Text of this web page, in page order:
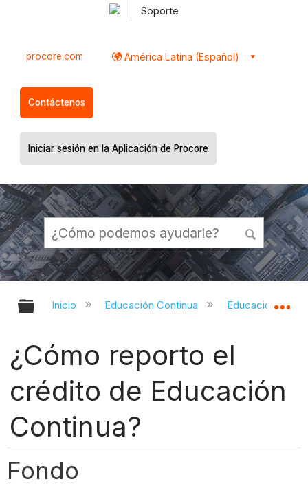
Soporte
procore.com América Latina (Español)
Contáctenos
Iniciar sesión en la Aplicación de Procore
Expandir/contraer jerarquía global
Inicio Educación Continua Educación
¿Cómo reporto el
crédito de Educación
Continua?
Fondo